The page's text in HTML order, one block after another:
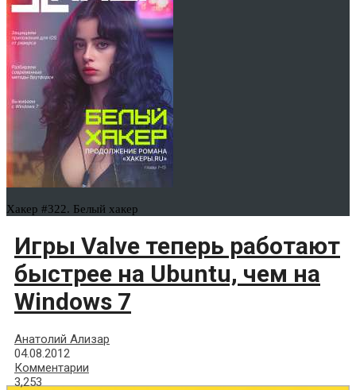
Хакер #322. Белый хакер
Игры Valve теперь работают
быстрее на Ubuntu, чем на
Windows 7
Анатолий Ализар
04.08.2012
Комментарии
3,253